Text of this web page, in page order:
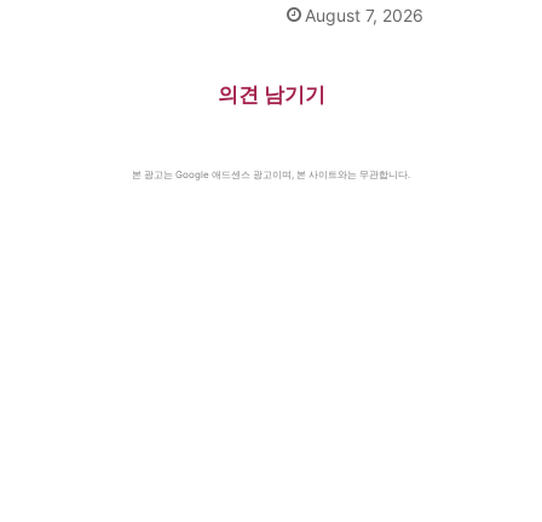
August 7, 2026
의견 남기기
본 광고는 Google 애드센스 광고이며, 본 사이트와는 무관합니다.